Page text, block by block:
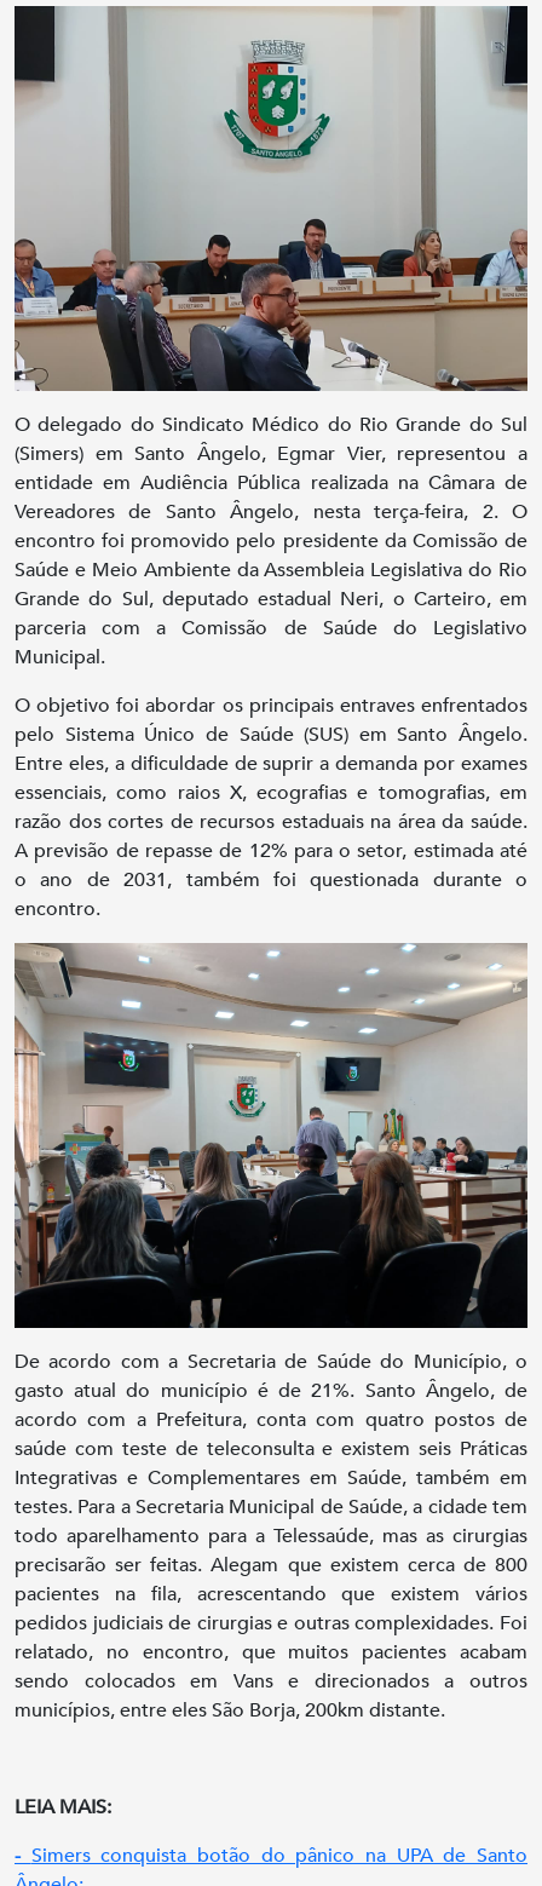
O delegado do Sindicato Médico do Rio Grande do Sul
(Simers) em Santo Ângelo, Egmar Vier, representou a
entidade em Audiência Pública realizada na Câmara de
Vereadores de Santo Ângelo, nesta terça-feira, 2. O
encontro foi promovido pelo presidente da Comissão de
Saúde e Meio Ambiente da Assembleia Legislativa do Rio
Grande do Sul, deputado estadual Neri, o Carteiro, em
parceria com a Comissão de Saúde do Legislativo
Municipal.
O objetivo foi abordar os principais entraves enfrentados
pelo Sistema Único de Saúde (SUS) em Santo Ângelo.
Entre eles, a dificuldade de suprir a demanda por exames
essenciais, como raios X, ecografias e tomografias, em
razão dos cortes de recursos estaduais na área da saúde.
A previsão de repasse de 12% para o setor, estimada até
o ano de 2031, também foi questionada durante o
encontro.
De acordo com a Secretaria de Saúde do Município, o
gasto atual do município é de 21%. Santo Ângelo, de
acordo com a Prefeitura, conta com quatro postos de
saúde com teste de teleconsulta e existem seis Práticas
Integrativas e Complementares em Saúde, também em
testes. Para a Secretaria Municipal de Saúde, a cidade tem
todo aparelhamento para a Telessaúde, mas as cirurgias
precisarão ser feitas. Alegam que existem cerca de 800
pacientes na fila, acrescentando que existem vários
pedidos judiciais de cirurgias e outras complexidades. Foi
relatado, no encontro, que muitos pacientes acabam
sendo colocados em Vans e direcionados a outros
municípios, entre eles São Borja, 200km distante.
LEIA MAIS:
- Simers conquista botão do pânico na UPA de Santo